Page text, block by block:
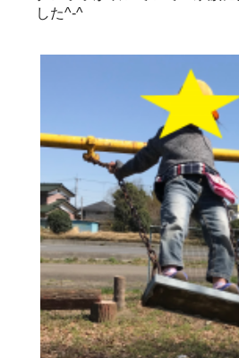
した^-^